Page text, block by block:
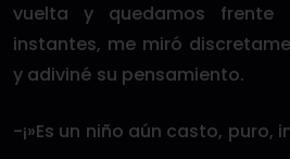
vuelta y quedamos
instantes, me miró
y adiviné su pensamiento.
-¡»Es un niño aún casto, puro,